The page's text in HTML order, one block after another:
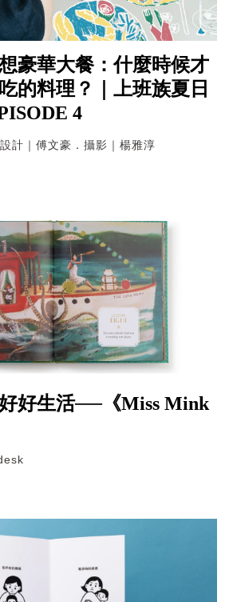
豪華大餐：什麼時候才
的料理？｜上班族夏日
4
計｜傅文豪．攝影｜楊雅淳
好生活──《Miss Mink